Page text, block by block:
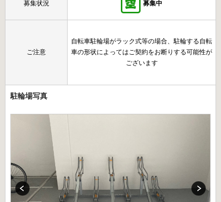
募集状況 募集中
ご注意
自転車駐輪場がラック式等の場合、駐輪する自転
車の形状によってはご契約をお断りする可能性が
ございます
駐輪場写真